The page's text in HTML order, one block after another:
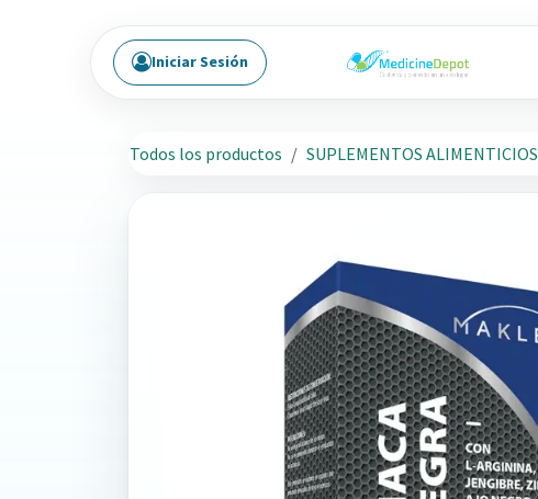
Iniciar Sesión
Todos los productos SUPLEMENTOS ALIMENTICIOS